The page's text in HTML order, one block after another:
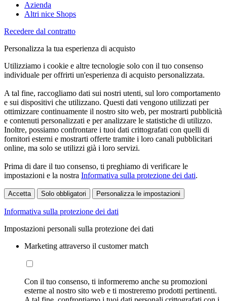
Azienda
Altri nice Shops
Recedere dal contratto
Personalizza la tua esperienza di acquisto
Utilizziamo i cookie e altre tecnologie solo con il tuo consenso
individuale per offrirti un'esperienza di acquisto personalizzata.
A tal fine, raccogliamo dati sui nostri utenti, sul loro comportamento
e sui dispositivi che utilizzano. Questi dati vengono utilizzati per
ottimizzare continuamente il nostro sito web, per mostrarti pubblicità
e contenuti personalizzati e per analizzare le statistiche di utilizzo.
Inoltre, possiamo confrontare i tuoi dati crittografati con quelli di
fornitori esterni e mostrarti offerte tramite i loro canali pubblicitari
online, ma solo se utilizzi già i loro servizi.
Prima di dare il tuo consenso, ti preghiamo di verificare le
impostazioni e la nostra Informativa sulla protezione dei dati.
Accetta Solo obbligatori Personalizza le impostazioni
Informativa sulla protezione dei dati
Impostazioni personali sulla protezione dei dati
Marketing attraverso il customer match
Con il tuo consenso, ti informeremo anche su promozioni
esterne al nostro sito web e ti mostreremo prodotti pertinenti.